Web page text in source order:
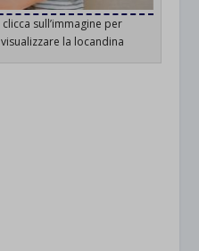
clicca sull’immagine per
visualizzare la locandina